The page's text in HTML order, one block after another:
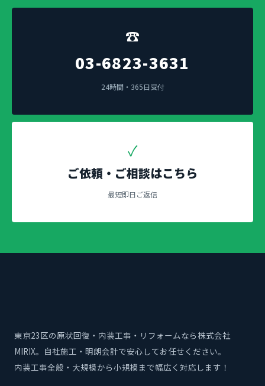
☎
03-6823-3631
24時間・365日受付
✓
ご依頼・ご相談はこちら
最短即日ご返信
東京23区の原状回復・内装工事・リフォームなら株式会社
MIRIX。自社施工・明朗会計で安心してお任せください。
内装工事全般・大規模から小規模まで幅広く対応します！